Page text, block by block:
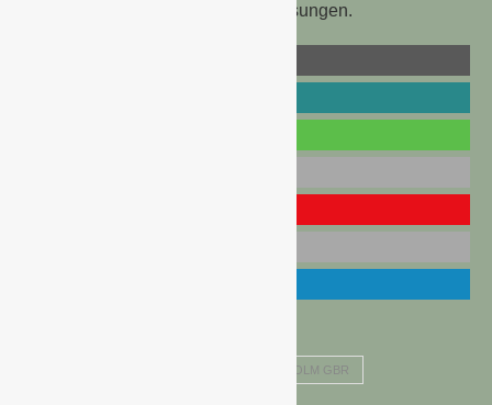
auf der Suche nach tragfähigen Lösungen.
BKN PFLANZEN AUS HOLM GBR